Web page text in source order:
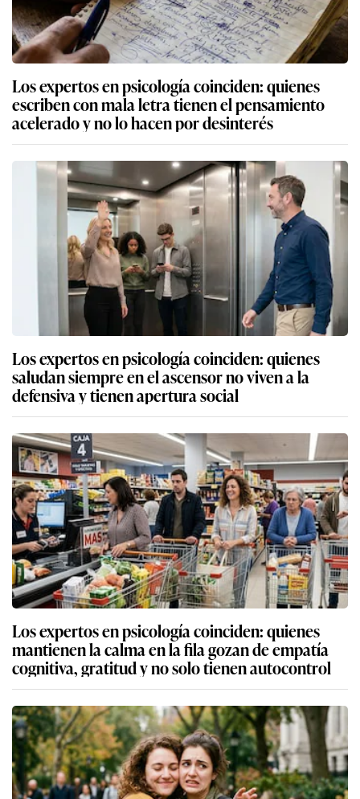
Los expertos en psicología coinciden: quienes
escriben con mala letra tienen el pensamiento
acelerado y no lo hacen por desinterés
Los expertos en psicología coinciden: quienes
saludan siempre en el ascensor no viven a la
defensiva y tienen apertura social
Los expertos en psicología coinciden: quienes
mantienen la calma en la fila gozan de empatía
cognitiva, gratitud y no solo tienen autocontrol